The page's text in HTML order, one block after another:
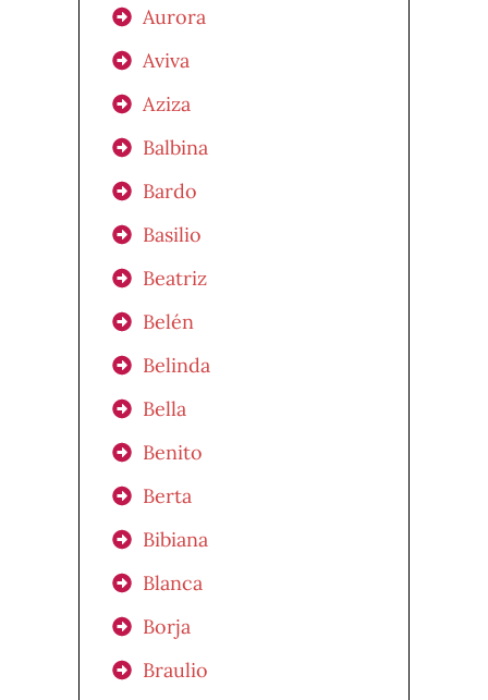
Aurora
Aviva
Aziza
Balbina
Bardo
Basilio
Beatriz
Belén
Belinda
Bella
Benito
Berta
Bibiana
Blanca
Borja
Braulio